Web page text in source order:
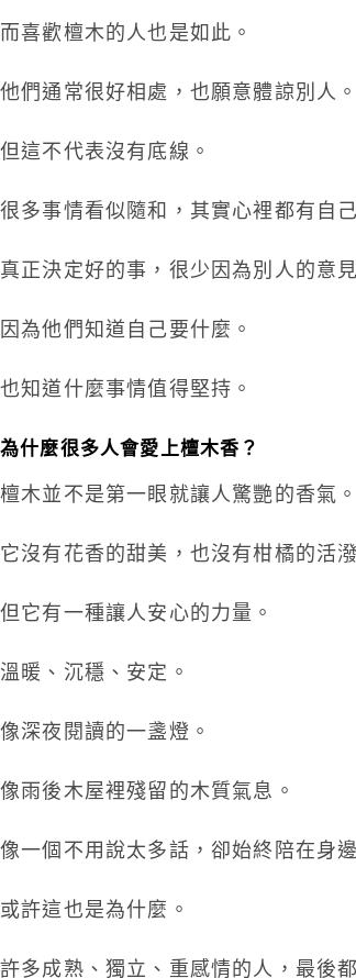
而喜歡檀木的人也是如此。
他們通常很好相處，也願意體諒別人。
但這不代表沒有底線。
很多事情看似隨和，其實心裡都有自
真正決定好的事，很少因為別人的意
因為他們知道自己要什麼。
也知道什麼事情值得堅持。
為什麼很多人會愛上檀木香？
檀木並不是第一眼就讓人驚艷的香氣。
它沒有花香的甜美，也沒有柑橘的活潑
但它有一種讓人安心的力量。
溫暖、沉穩、安定。
像深夜閱讀的一盞燈。
像雨後木屋裡殘留的木質氣息。
像一個不用說太多話，卻始終陪在身
或許這也是為什麼。
許多成熟、獨立、重感情的人，最後